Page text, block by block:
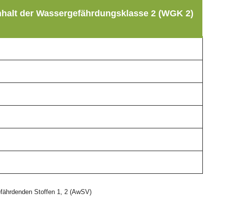
der Wassergefährdungsklasse 2 (WGK 2)
Stoffen 1, 2 (AwSV)